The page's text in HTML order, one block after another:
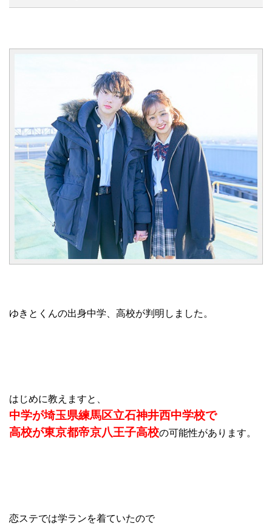
ゆきとくんの出身中学、高校が判明しました。
はじめに教えますと、
中学が埼玉県練馬区立石神井西中学校で
高校が東京都帝京八王子高校の可能性があります。
恋ステでは学ランを着ていたので